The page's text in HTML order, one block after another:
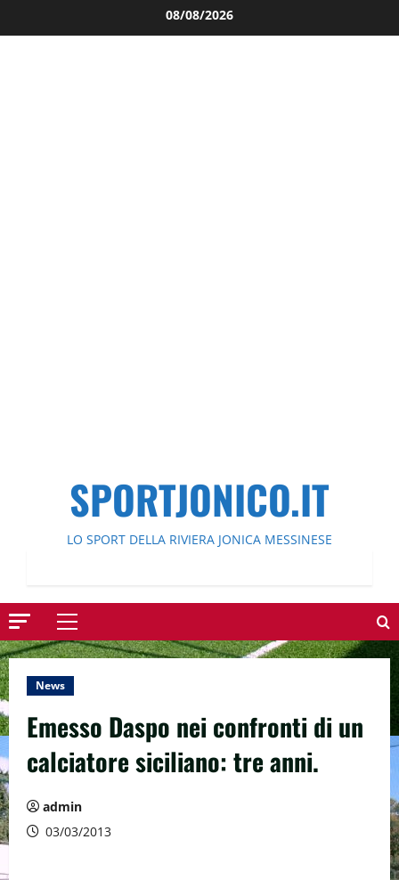
al
08/08/2026
SPORTJONICO.IT
LO SPORT DELLA RIVIERA JONICA MESSINESE
Menu
principale
News
Emesso Daspo nei confronti di un
calciatore siciliano: tre anni.
admin
03/03/2013